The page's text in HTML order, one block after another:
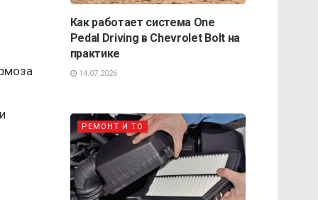
Как работает система One
Pedal Driving в Chevrolet Bolt на
практике
14.07.2026
РЕМОНТ И ТО